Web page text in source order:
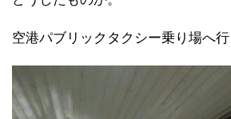
空港パブリックタクシー乗り場へ行